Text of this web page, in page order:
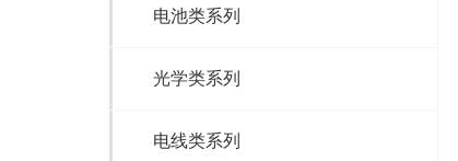
电池类系列
光学类系列
电线类系列